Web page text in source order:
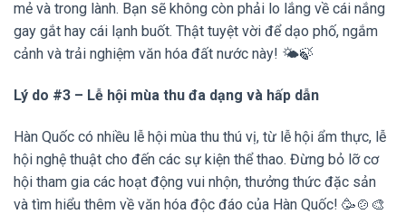
mẻ và trong lành. Bạn sẽ không còn phải lo lắng về cái nắng
gay gắt hay cái lạnh buốt. Thật tuyệt vời để dạo phố, ngắm
cảnh và trải nghiệm văn hóa đất nước này! 🌤️🍃
Lý do #3 – Lễ hội mùa thu đa dạng và hấp dẫn
Hàn Quốc có nhiều lễ hội mùa thu thú vị, từ lễ hội ẩm thực, lễ
hội nghệ thuật cho đến các sự kiện thể thao. Đừng bỏ lỡ cơ
hội tham gia các hoạt động vui nhộn, thưởng thức đặc sản
và tìm hiểu thêm về văn hóa độc đáo của Hàn Quốc! 🥳🍲🎨